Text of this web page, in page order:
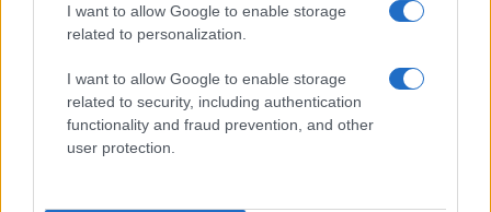
I want to allow Google to enable storage
related to personalization.
I want to allow Google to enable storage
related to security, including authentication
functionality and fraud prevention, and other
user protection.